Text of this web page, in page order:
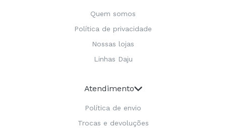
Quem somos
Política de privacidade
Nossas lojas
Linhas Daju
Atendimento
Política de envio
Trocas e devoluções